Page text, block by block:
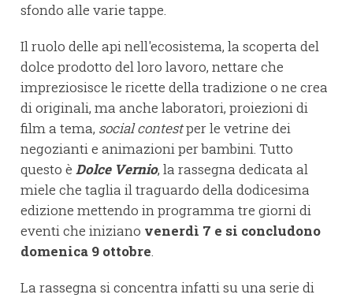
sfondo alle varie tappe.
Il ruolo delle api nell'ecosistema, la scoperta del
dolce prodotto del loro lavoro, nettare che
impreziosisce le ricette della tradizione o ne crea
di originali, ma anche laboratori, proiezioni di
film a tema, social contestper le vetrine dei
negozianti e animazioni per bambini. Tutto
questo è Dolce Vernio, la rassegna dedicata al
miele che taglia il traguardo della dodicesima
edizione mettendo in programma tre giorni di
eventi che iniziano venerdì 7 e si concludono
domenica 9 ottobre.
La rassegna si concentra infatti su una serie di